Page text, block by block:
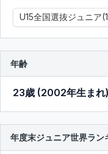
U15全国選抜ジュニア
年齢
23歳 (2002年生まれ)
年度末ジュニア世界ラン